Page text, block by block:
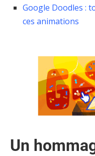
Google Doodles :
ces animations
Un